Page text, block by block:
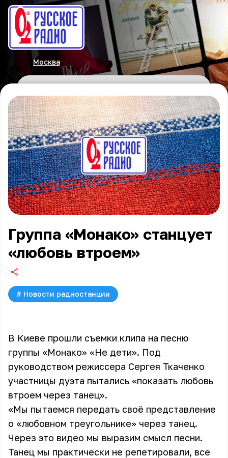
Москва
Группа «Монако» станцует
«любовь втроем»
# Новости радиостанции
В Киеве прошли съемки клипа на песню
группы «Монако» «Не дети». Под
руководством режиссера Сергея Ткаченко
участницы дуэта пытались «показать любовь
втроем через танец».
«Мы пытаемся передать своё представление
о «любовном треугольнике» через танец.
Через это видео мы выразим смысл песни.
Танец мы практически не репетировали, все